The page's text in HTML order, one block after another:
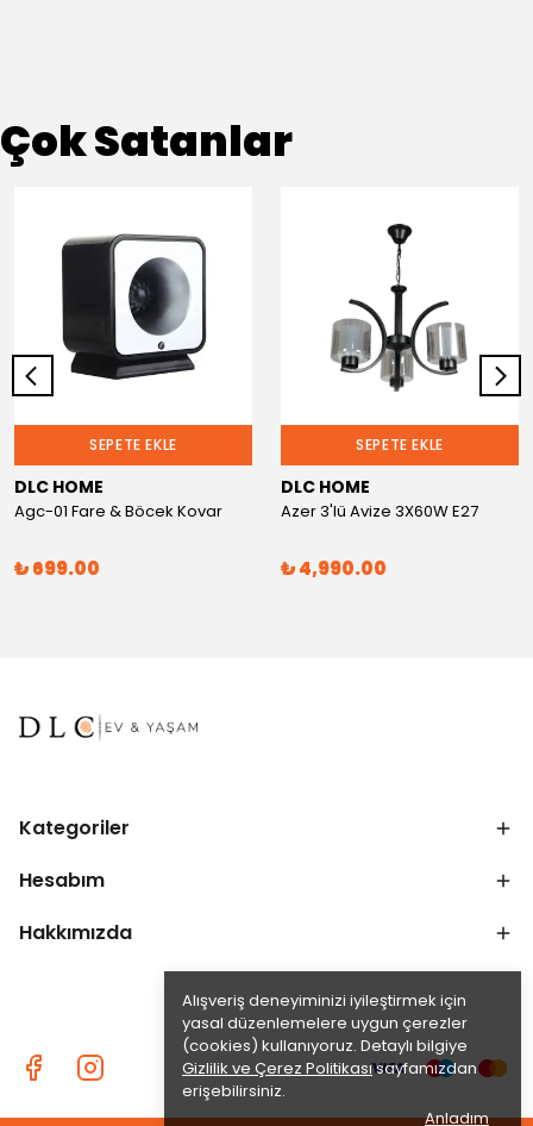
Alışveriş deneyiminizi iyileştirmek için
yasal düzenlemelere uygun çerezler
(cookies) kullanıyoruz. Detaylı bilgiye
Gizlilik ve Çerez Politikasısayfamızdan
erişebilirsiniz.
Anladım
Çok Satanlar
SEPETE EKLE
DLC HOME
Agc-01 Fare & Böcek Kovar
₺ 699.00
SEPETE EKLE
DLC HOME
Azer 3'lü Avize 3X60W E27
₺ 4,990.00
Kategoriler
Hesabım
Hakkımızda